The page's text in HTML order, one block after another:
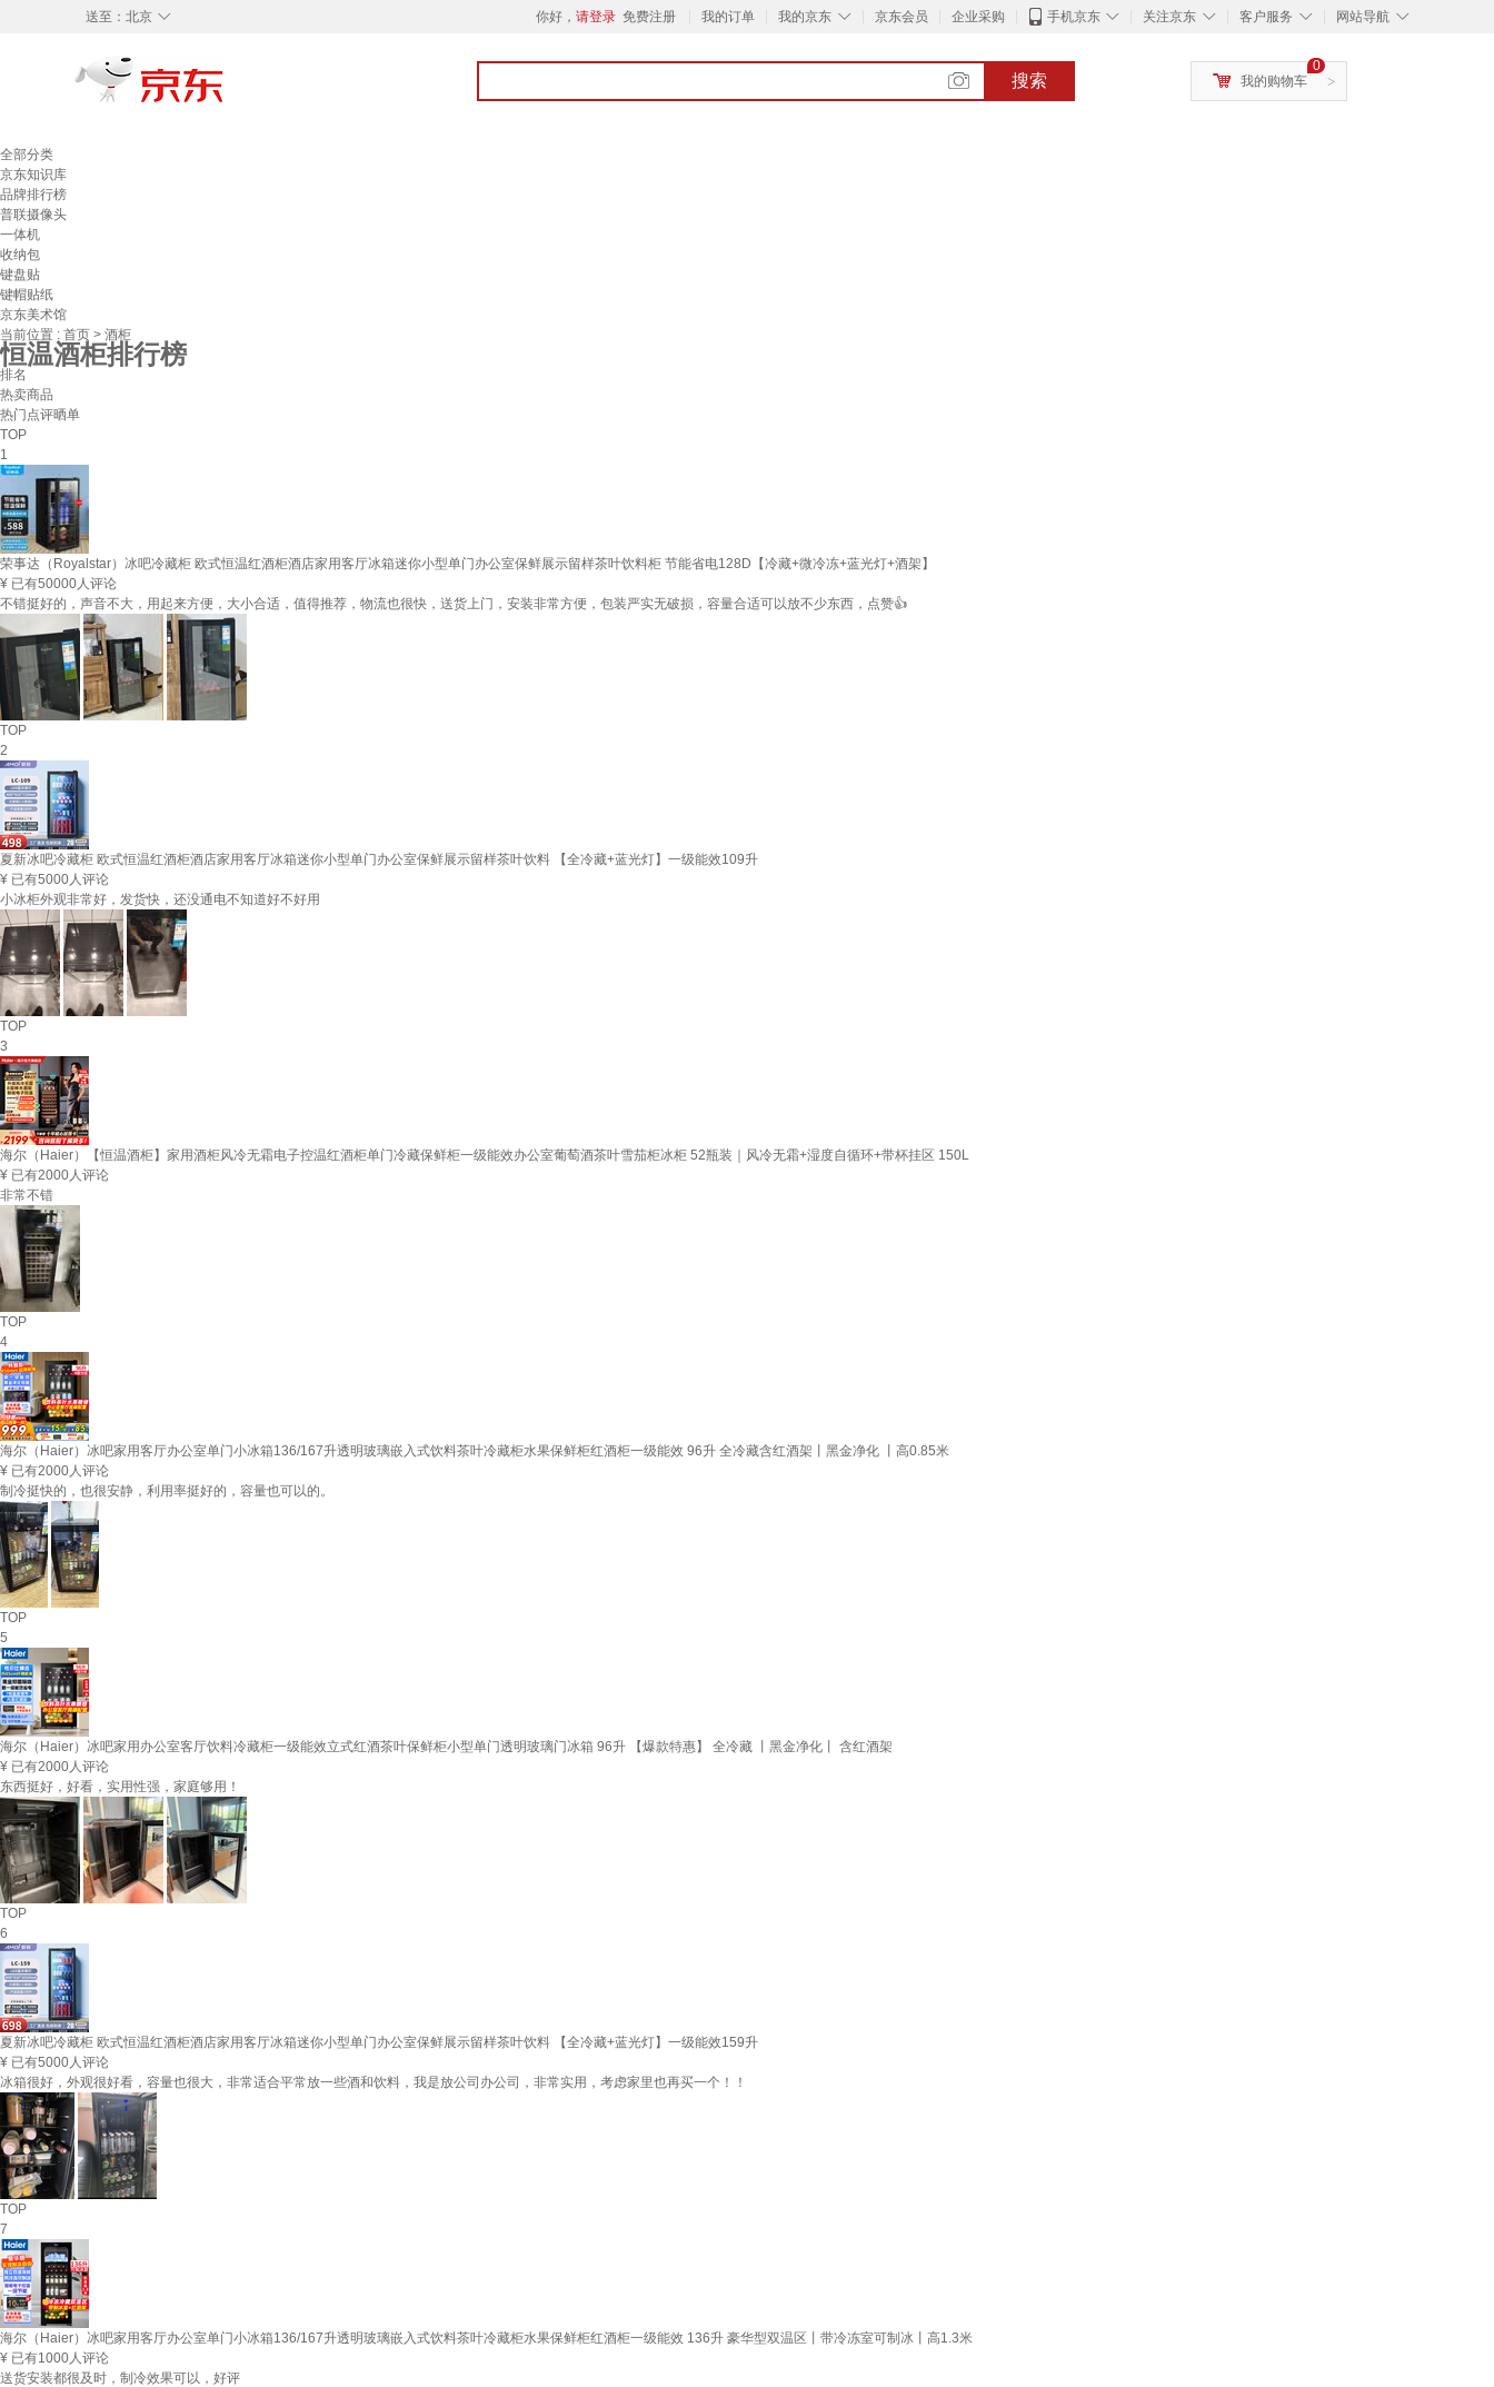
◇
送至： 北京 你好， 请登录 免费注册 我的订单 ◇
我的京东 京东会员 企业采购 ◇
手机京东 ◇
关注京东 ◇
客户服务 ◇
网站导航
搜索 >
0
我的购物车
全部分类
京东知识库
品牌排行榜
普联摄像头
一体机
收纳包
键盘贴
键帽贴纸
京东美术馆
当前位置 : 首页 > 酒柜
恒温酒柜排行榜
排名
热卖商品
热门点评晒单
TOP
1
荣事达（Royalstar）冰吧冷藏柜 欧式恒温红酒柜酒店家用客厅冰箱迷你小型单门办公室保鲜展示留样茶叶饮料柜 节能省电128D【冷藏+微冷冻+蓝光灯+酒架】
¥ 已有50000人评论
不错挺好的，声音不大，用起来方便，大小合适，值得推荐，物流也很快，送货上门，安装非常方便，包装严实无破损，容量合适可以放不少东西，点赞👍
TOP
2
夏新冰吧冷藏柜 欧式恒温红酒柜酒店家用客厅冰箱迷你小型单门办公室保鲜展示留样茶叶饮料 【全冷藏+蓝光灯】一级能效109升
¥ 已有5000人评论
小冰柜外观非常好，发货快，还没通电不知道好不好用
TOP
3
海尔（Haier）【恒温酒柜】家用酒柜风冷无霜电子控温红酒柜单门冷藏保鲜柜一级能效办公室葡萄酒茶叶雪茄柜冰柜 52瓶装｜风冷无霜+湿度自循环+带杯挂区 150L
¥ 已有2000人评论
非常不错
TOP
4
海尔（Haier）冰吧家用客厅办公室单门小冰箱136/167升透明玻璃嵌入式饮料茶叶冷藏柜水果保鲜柜红酒柜一级能效 96升 全冷藏含红酒架丨黑金净化 丨高0.85米
¥ 已有2000人评论
制冷挺快的，也很安静，利用率挺好的，容量也可以的。
TOP
5
海尔（Haier）冰吧家用办公室客厅饮料冷藏柜一级能效立式红酒茶叶保鲜柜小型单门透明玻璃门冰箱 96升 【爆款特惠】 全冷藏 丨黑金净化丨 含红酒架
¥ 已有2000人评论
东西挺好，好看，实用性强，家庭够用！
TOP
6
夏新冰吧冷藏柜 欧式恒温红酒柜酒店家用客厅冰箱迷你小型单门办公室保鲜展示留样茶叶饮料 【全冷藏+蓝光灯】一级能效159升
¥ 已有5000人评论
冰箱很好，外观很好看，容量也很大，非常适合平常放一些酒和饮料，我是放公司办公司，非常实用，考虑家里也再买一个！！
TOP
7
海尔（Haier）冰吧家用客厅办公室单门小冰箱136/167升透明玻璃嵌入式饮料茶叶冷藏柜水果保鲜柜红酒柜一级能效 136升 豪华型双温区丨带冷冻室可制冰丨高1.3米
¥ 已有1000人评论
送货安装都很及时，制冷效果可以，好评